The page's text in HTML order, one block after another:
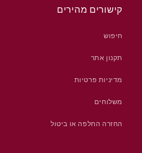
קישורים מהירים
חיפוש
תקנון אתר
מדיניות פרטיות
משלוחים
החזרה החלפה או ביטול